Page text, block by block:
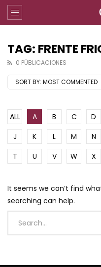
TAG: FRENTE
0 PÚBLICACIONES
SORT BY: MOST COMMENTED
ALL A B C D
J
K L M N
T
U V W X
It seems we can’t find
searching can help.